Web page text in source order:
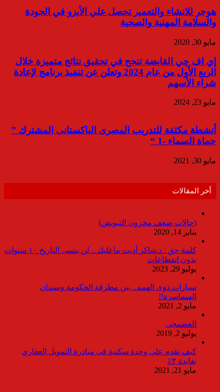
هوجر للانشاء والتعمير تحصل علي الأيزو في الجودة
والسلامة المهنية والصحية
مايو 30, 2020
إي اف چي القابضة تنجح في تحقيق نتائج متميزة خلال
الربع الأول من عام 2024 وتعلن عن تنفيذ برنامج لإعادة
شراء الأسهم
مايو 23, 2024
أنشطة مكثفة للتدريب المصرى الباكستانى المشترك ”
حماة السماء -1 “
مايو 30, 2021
أخر المقالات
(حالات ضعف مخزون التبويض)
يناير 14, 2020
كلمة حق : د.شاكر أديت ماعليك .. لن ينسى التاريخ ١٠ سنوات
بدون انقطاعات
يوليو 29, 2023
سيارات ذوى الهمم.. بين مطرقة الحكومة وسندان
السماسرة!!
مايو 2, 2021
العضمجى
يوليو 2, 2019
كيف تقدم على وحدة سكنية فى مبادرة التمويل العقاري
بفايدة ٣٪
مايو 21, 2021